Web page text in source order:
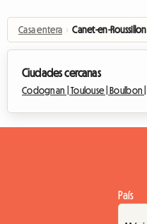
Casa entera › Canet-en-Roussillon
Ciudades cercanas
Codognan |Toulouse | Boulbon |
País